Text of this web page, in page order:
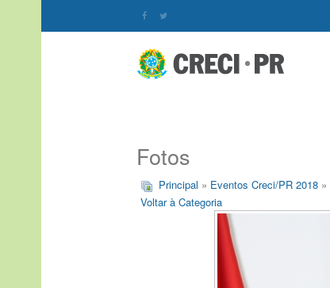
Fotos
Principal » Eventos Creci/PR 2018 »
Voltar à Categoria